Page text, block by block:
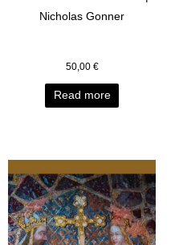
Nicholas Gonner
50,00 €
Read more